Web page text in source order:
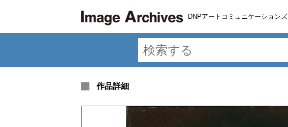
DNPアートコミュニケーションズ
作品詳細